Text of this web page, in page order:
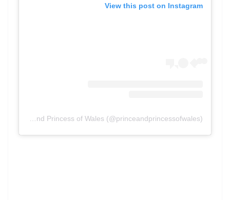
View this post on Instagram
A post shared by The Prince and Princess of Wales (@princeandprincessofwales)